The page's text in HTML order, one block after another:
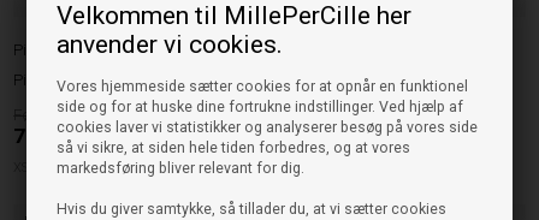
Velkommen til MillePerCille her
anvender vi cookies.
Vores hjemmeside sætter cookies for at opnår en funktionel
side og for at huske dine fortrukne indstillinger. Ved hjælp af
cookies laver vi statistikker og analyserer besøg på vores side
så vi sikre, at siden hele tiden forbedres, og at vores
markedsføring bliver relevant for dig.
Hvis du giver samtykke, så tillader du, at vi sætter cookies
Pieces
Pieces Bluse Crista - Sky Captain
199,95
79,98DKK
XSMALL
Noisy May
Noisy May Bluse Maya - Bright
White
179,95
71,98 DKK
SMALL